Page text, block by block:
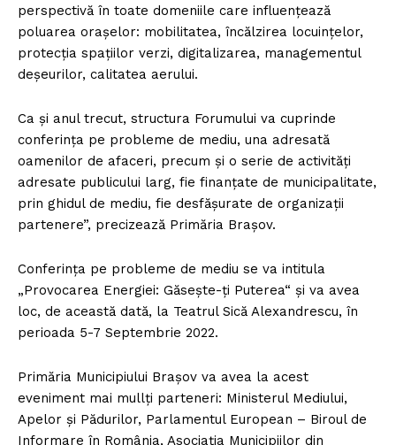
perspectivă în toate domeniile care influențează
poluarea orașelor: mobilitatea, încălzirea locuințelor,
protecția spațiilor verzi, digitalizarea, managementul
deșeurilor, calitatea aerului.
Ca și anul trecut, structura Forumului va cuprinde
conferința pe probleme de mediu, una adresată
oamenilor de afaceri, precum și o serie de activități
adresate publicului larg, fie finanțate de municipalitate,
prin ghidul de mediu, fie desfășurate de organizații
partenere”, precizează Primăria Brașov.
Conferința pe probleme de mediu se va intitula
„Provocarea Energiei: Găsește-ți Puterea“ și va avea
loc, de această dată, la Teatrul Sică Alexandrescu, în
perioada 5-7 Septembrie 2022.
Primăria Municipiului Brașov va avea la acest
eveniment mai mullți parteneri: Ministerul Mediului,
Apelor și Pădurilor, Parlamentul European – Biroul de
Informare în România, Asociația Municipiilor din